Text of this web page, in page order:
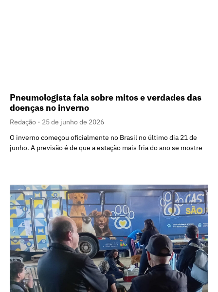
Pneumologista fala sobre mitos e verdades das
doenças no inverno
Redação
25 de junho de 2026
O inverno começou oficialmente no Brasil no último dia 21 de
junho. A previsão é de que a estação mais fria do ano se mostre